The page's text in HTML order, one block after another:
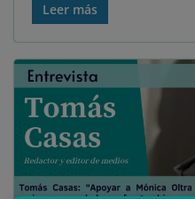
Leer más